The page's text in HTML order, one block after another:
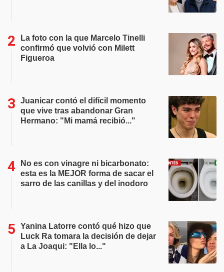
La foto con la que Marcelo Tinelli
confirmó que volvió con Milett
Figueroa
Juanicar contó el difícil momento
que vive tras abandonar Gran
Hermano: "Mi mamá recibió..."
No es con vinagre ni bicarbonato:
esta es la MEJOR forma de sacar el
sarro de las canillas y del inodoro
Yanina Latorre contó qué hizo que
Luck Ra tomara la decisión de dejar
a La Joaqui: "Ella lo..."